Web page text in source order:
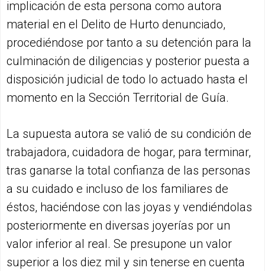
implicación de esta persona como autora
material en el Delito de Hurto denunciado,
procediéndose por tanto a su detención para la
culminación de diligencias y posterior puesta a
disposición judicial de todo lo actuado hasta el
momento en la Sección Territorial de Guía.
La supuesta autora se valió de su condición de
trabajadora, cuidadora de hogar, para terminar,
tras ganarse la total confianza de las personas
a su cuidado e incluso de los familiares de
éstos, haciéndose con las joyas y vendiéndolas
posteriormente en diversas joyerías por un
valor inferior al real. Se presupone un valor
superior a los diez mil y sin tenerse en cuenta